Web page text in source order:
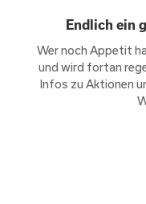
Endlich ein
Wer noch Appetit
und wird fortan
Infos zu Aktionen